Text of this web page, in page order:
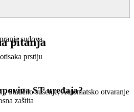
sudova
prstiju
Statično sušenje, Automatsko otvaranje
zaštita
pitanja
ST uređaja?